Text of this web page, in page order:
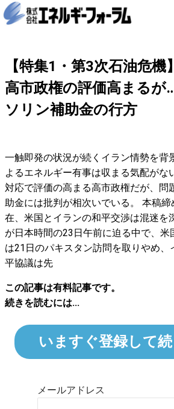
【特集1・第3次石油危
高市政権の評価高まるが
ソリン補助金の行方
一触即発の状況が続くイラン情勢を背
よるエネルギー有事は収まる気配がな
対応で評価の高まる高市政権だが、問
助金には批判が相次いでいる。 本稿
在、米国とイランの和平交渉は混迷を
が日本時間の23日午前に迫る中で、米
は21日のパキスタン訪問を取りやめ、
平協議は先
この記事は有料記事です。
続きを読むには...
いますぐ登録して
メールアドレス